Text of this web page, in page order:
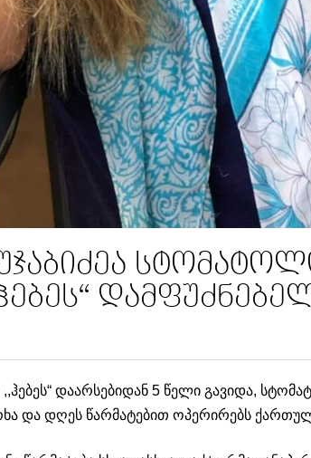
,,ჰებეს“ დაარსებიდან 5 წელი გავიდა,
და დღეს წარმატებით ოპერირებს